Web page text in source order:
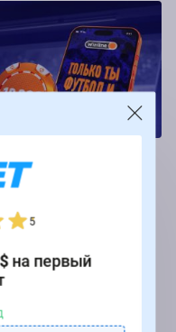
на РПЛ от БК
ставки за пари на игры
5
на первый